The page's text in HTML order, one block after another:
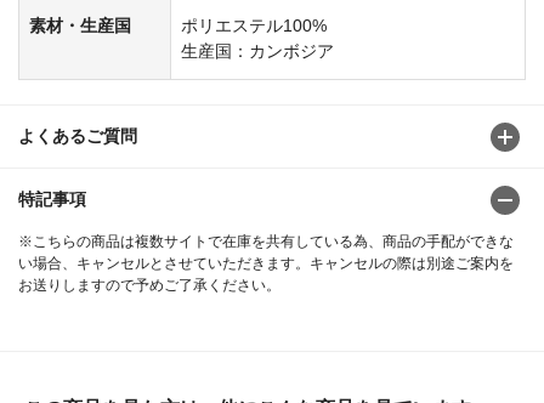
素材・生産国
ポリエステル100%
生産国：カンボジア
よくあるご質問
特記事項
※こちらの商品は複数サイトで在庫を共有している為、商品の手配ができな
い場合、キャンセルとさせていただきます。キャンセルの際は別途ご案内を
お送りしますので予めご了承ください。